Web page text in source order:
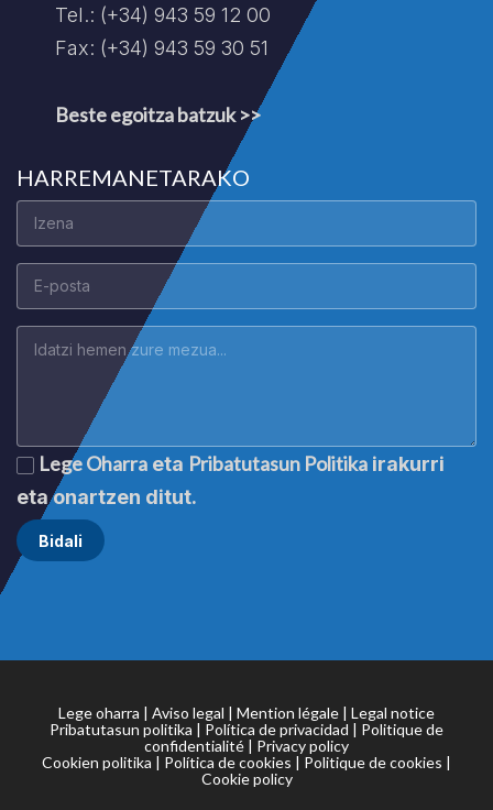
Tel.: (+34) 943 59 12 00
Fax: (+34) 943 59 30 51
Beste egoitza batzuk >>
HARREMANETARAKO
Lege Oharra eta Pribatutasun Politika irakurri
eta onartzen ditut.
Lege oharra | Aviso legal | Mention légale | Legal notice
Pribatutasun politika | Política de privacidad | Politique de
confidentialité | Privacy policy
Cookien politika | Política de cookies | Politique de cookies |
Cookie policy